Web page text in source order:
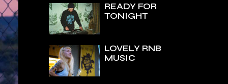
READY FOR
TONIGHT
LOVELY RNB
MUSIC